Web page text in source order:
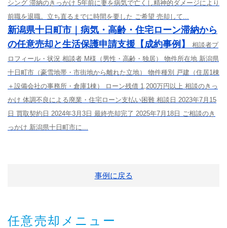
シング 滞納のきっかけ 5年前に妻を病気で亡くし精神的ダメージにより
前職を退職。立ち直るまでに時間を要した ご希望 売却して...
新潟県十日町市｜病気・高齢・住宅ローン滞納から
の任意売却と生活保護申請支援【成約事例】
相談者プ
ロフィール・状況 相談者 M様（男性・高齢・独居） 物件所在地 新潟県
十日町市（豪雪地帯・市街地から離れた立地） 物件種別 戸建（住居1棟
＋設備会社の事務所・倉庫1棟） ローン残債 1,200万円以上 相談のきっ
かけ 体調不良による廃業・住宅ローン支払い困難 相談日 2023年7月15
日 買取契約日 2024年3月3日 最終売却完了 2025年7月18日 ご相談のき
っかけ 新潟県十日町市に...
事例に戻る
任意売却メニュー